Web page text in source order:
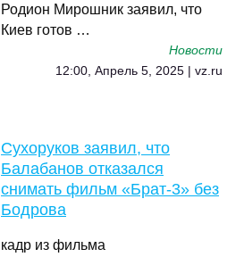
Родион Мирошник заявил, что
Киев готов …
Новости
12:00, Апрель 5, 2025 | vz.ru
Сухоруков заявил, что
Балабанов отказался
снимать фильм «Брат-3» без
Бодрова
кадр из фильма